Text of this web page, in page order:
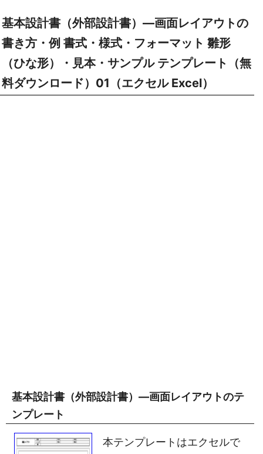
基本設計書（外部設計書）―画面レイアウトの
書き方・例 書式・様式・フォーマット 雛形
（ひな形）・見本・サンプル テンプレート（無
料ダウンロード）01（エクセル Excel）
基本設計書（外部設計書）―画面レイアウトのテ
ンプレート
本テンプレートはエクセルで